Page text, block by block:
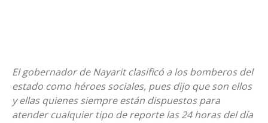
El gobernador de Nayarit clasificó a los bomberos del
estado como héroes sociales, pues dijo que son ellos
y ellas quienes siempre están dispuestos para
atender cualquier tipo de reporte las 24 horas del día